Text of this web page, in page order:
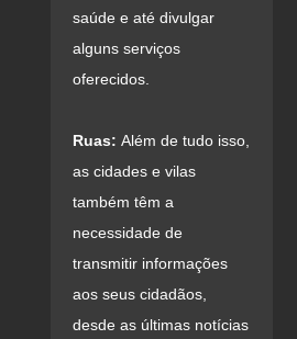
saúde e até divulgar
alguns serviços
oferecidos.
Ruas: Além de tudo isso,
as cidades e vilas
também têm a
necessidade de
transmitir informações
aos seus cidadãos,
desde as últimas notícias